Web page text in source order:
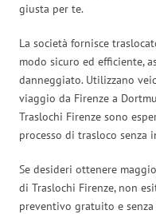
giusta per te.
La società fornisce
modo sicuro ed efficiente,
danneggiato. Utilizzano
viaggio da Firenze a
Traslochi Firenze sono
processo di trasloco senza
Se desideri ottenere
di Traslochi Firenze, non
preventivo gratuito e